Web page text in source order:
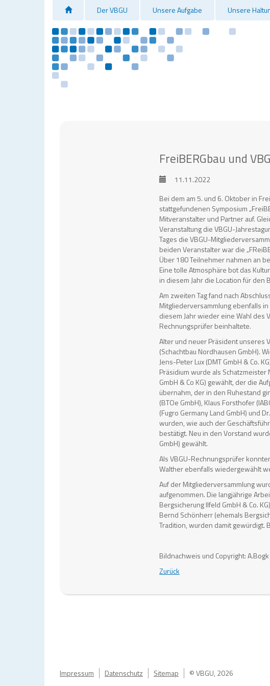
Home Der VBGU Unsere Aufgabe Unsere
FreiBERGbau und
11.11.2022
Bei dem am 5. und 6. Oktober in
stattgefundenen Symposium
Mitveranstalter und Partner auf.
Veranstaltung die VBGU-
Tages die VBGU-
beiden Veranstalter war die
Über 180 Teilnehmer nahmen an
Eine tolle Atmosphäre bot das
in diesem Jahr die Location für den
Am zweiten Tag fand nach
Mitgliederversammlung ebenfalls
diesem Jahr wieder eine Wahl des
Rechnungsprüfer beinhaltete.
Alter und neuer Präsident unseres
(Schachtbau Nordhausen GmbH).
Jens-Peter Lux (DMT GmbH & Co.
Präsidium wurde als
GmbH & Co KG) gewählt, der die
übernahm, der in den Ruhestand
(BTOe GmbH), Klaus Forsthofer
(Fugro Germany Land GmbH) und
wurden, wie auch der
bestätigt. Neu in den Vorstand
GmbH) gewählt.
Als VBGU-Rechnungsprüfer
Walther ebenfalls wiedergewählt
Auf der Mitgliederversammlung
aufgenommen. Die langjährige
Bergsicherung Ilfeld GmbH & Co.
Bernd Schönherr (ehemals
Tradition, wurden damit gewürdigt.
Bildnachweis und Copyright: A.Bogk
Zurück
Impressum Datenschutz Sitemap © VBGU, 2026